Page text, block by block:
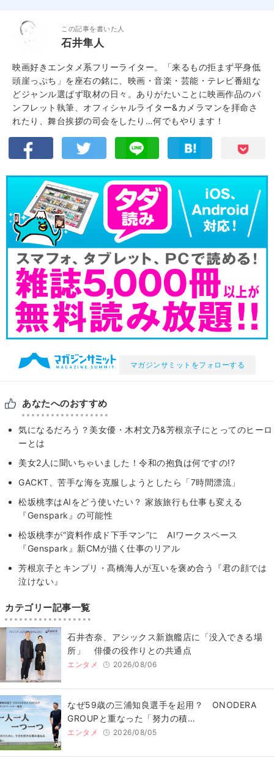
この記事を書いた人
石井隼人
映画好きエンタメ系フリーライター。「来るもの拒まず平身低
頭崖っぷち」を座右の銘に、映画・音楽・芸能・テレビ番組な
どジャンル選ばず取材の日々。ありがたいことに映画作品のパ
ンフレット執筆、オフィシャルライター&カメラマンを拝命さ
れたり、舞台挨拶の司会をしたり…何でもやります！
マガジンサミットをフォローする
あなたへのおすすめ
気になるだろう？美女優・木村文乃&芳根京子にとってのヒーロ
ーとは
美女2人に聞いちゃいました！令和の抱負は何ですの!?
GACKT、苦手な海を克服しようとしたら「7時間漂流」
松坂桃李はAIをどう使いたい？ 家族旅行も仕事も変える
『Genspark』の可能性
松坂桃李が“資料作成ド下手マン”に AIワークスペース
『Genspark』新CMが描く仕事のリアル
芳根京子とキンプリ・髙橋海人が互いを褒め合う『君の顔では
泣けない』
カテゴリー記事一覧
石井杏奈、アシックス新旗艦店に「没入できる場
所」 俳優の役作りとの共通点
エンタメ 2026/08/06
なぜ59歳の三浦知良選手を起用？ ONODERA
GROUPと重なった「努力の積…
エンタメ 2026/08/05